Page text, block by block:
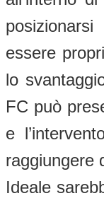
essere
lo
FC può
e
raggiungere
Ideale